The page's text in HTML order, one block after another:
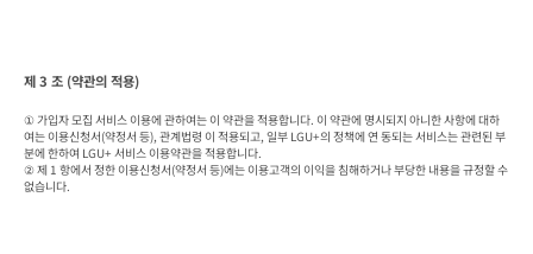
제 3 조 (약관의 적용)
① 가입자 모집 서비스 이용에 관하여는 이 약관을 적용합니다. 이 약관에 명시되지 아니한 사항에 대하
여는 이용신청서(약정서 등), 관계법령 이 적용되고, 일부 LGU+의 정책에 연 동되는 서비스는 관련된 부
분에 한하여 LGU+ 서비스 이용약관을 적용합니다.
② 제 1 항에서 정한 이용신청서(약정서 등)에는 이용고객의 이익을 침해하거나 부당한 내용을 규정할 수
없습니다.